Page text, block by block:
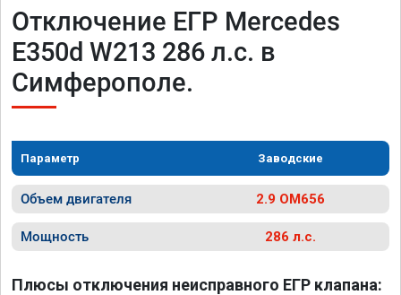
Отключение ЕГР Mercedes
E350d W213 286 л.с. в
Симферополе.
Параметр Заводские
Объем двигателя 2.9 OM656
Мощность 286 л.с.
Плюсы отключения неисправного ЕГР клапана: